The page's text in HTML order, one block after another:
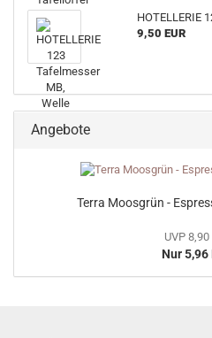
HOTELLERIE
9,50 EUR
Angebote
Terra Moosgrün -
UVP 8,90
Nur 5,96